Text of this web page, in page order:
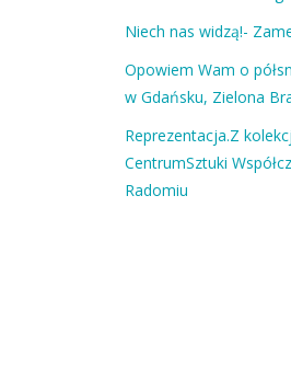
Niech nas widzą!-
Opowiem Wam o
w Gdańsku, Zielona
Reprezentacja.Z
CentrumSztuki
Radomiu